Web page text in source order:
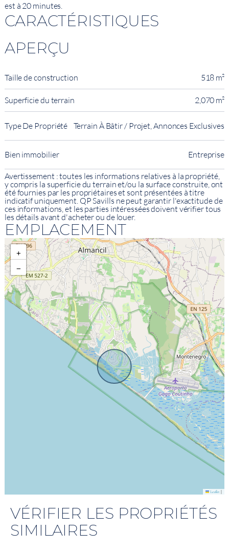
est à 20 minutes.
CARACTÉRISTIQUES
APERÇU
Taille de construction 518 m²
Superficie du terrain 2,070 m²
Type De Propriété Terrain À Bâtir / Projet, Annonces Exclusives
Bien immobilier Entreprise
Avertissement : toutes les informations relatives à la propriété,
y compris la superficie du terrain et/ou la surface construite, ont
été fournies par les propriétaires et sont présentées à titre
indicatif uniquement. QP Savills ne peut garantir l'exactitude de
ces informations, et les parties intéressées doivent vérifier tous
les détails avant d'acheter ou de louer.
EMPLACEMENT
+
−
Leaflet |
VÉRIFIER LES PROPRIÉTÉS
SIMILAIRES